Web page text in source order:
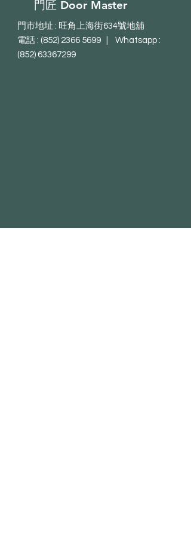
門匠 Door Master
門市地址 : 旺角上海街634號地舖
電話 : (852) 2366 5699 | Whatsapp :
(852) 63367299